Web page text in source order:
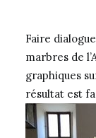
Faire
marbres de
graphiques
résultat est